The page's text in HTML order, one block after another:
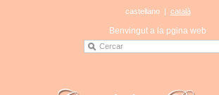
castellano| català
Benvingut a la pgina web